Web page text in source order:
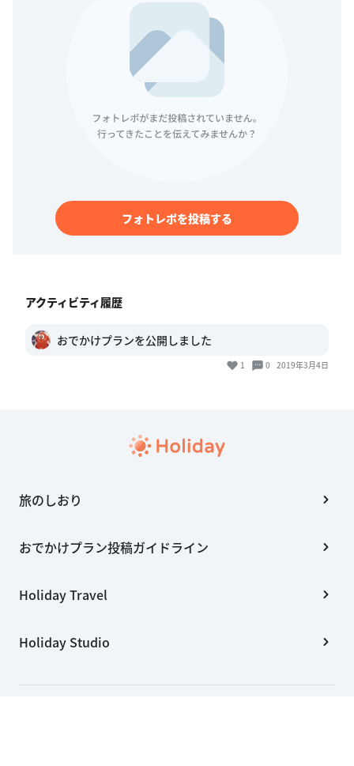
フォトレポを投稿する
アクティビティ履歴
おでかけプランを公開しました
1 0 2019年3月4日
旅のしおり
おでかけプラン投稿ガイドライン
Holiday Travel
Holiday Studio